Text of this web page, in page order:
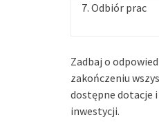
7. Odbiór prac
Zadbaj o
zakończeniu
dostępne dotacje
inwestycji.